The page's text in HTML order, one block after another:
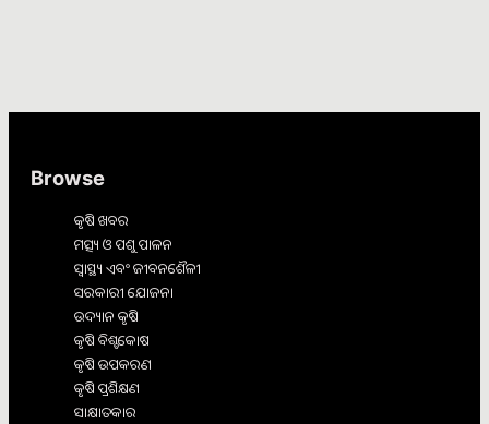
Browse
କୃଷି ଖବର
ମତ୍ସ୍ୟ ଓ ପଶୁ ପାଳନ
ସ୍ୱାସ୍ଥ୍ୟ ଏବଂ ଜୀବନଶୈଳୀ
ସରକାରୀ ଯୋଜନା
ଉଦ୍ୟାନ କୃଷି
କୃଷି ବିଶ୍ବକୋଷ
କୃଷି ଉପକରଣ
କୃଷି ପ୍ରଶିକ୍ଷଣ
ସାକ୍ଷାତକାର